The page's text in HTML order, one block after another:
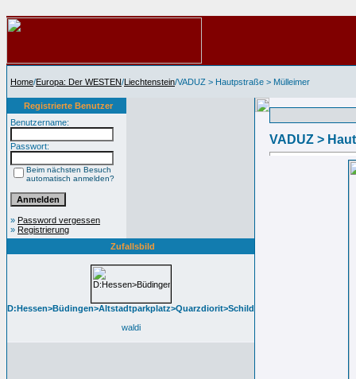
Home/Europa: Der WESTEN/Liechtenstein/VADUZ > Hautpstraße > Mülleimer
Registrierte Benutzer
Benutzername:
Passwort:
Beim nächsten Besuch
automatisch anmelden?
» Password vergessen
» Registrierung
Zufallsbild
D:Hessen>Büdingen>Altstadtparkplatz>Quarzdiorit>Schild
waldi
VADUZ >